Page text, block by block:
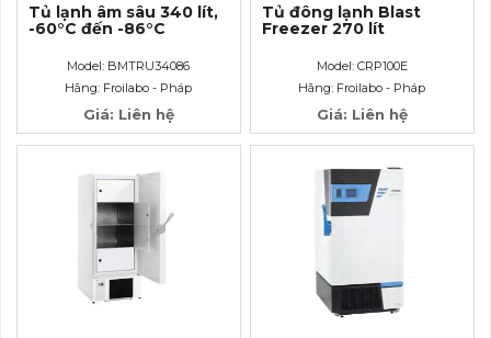
Tủ lạnh âm sâu 340 lít,
-60°C đến -86°C
Model: BMTRU34086
Hãng: Froilabo - Pháp
Giá: Liên hệ
Tủ đông lạnh Blast
Freezer 270 lít
Model: CRP100E
Hãng: Froilabo - Pháp
Giá: Liên hệ